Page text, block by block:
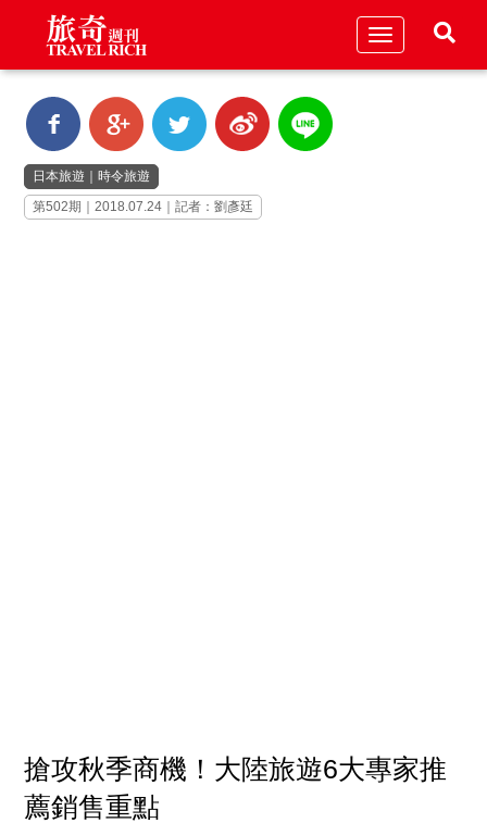
Toggle
日本旅遊
時令旅遊
第502期｜2018.07.24｜記者：劉彥廷
搶攻秋季商機！大陸旅遊6大專家推
薦銷售重點